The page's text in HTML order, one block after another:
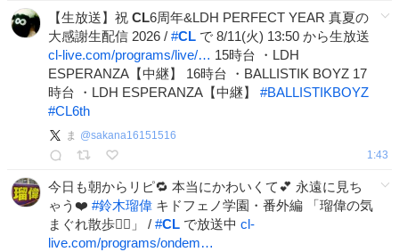
【生放送】祝 CL6周年&LDH PERFECT YEAR 真夏の
⼤感謝⽣配信 2026 / #CL で 8/11(火) 13:50 から生放送
cl-live.com/programs/live/… 15時台 ・LDH
ESPERANZA【中継】 16時台 ・BALLISTIK BOYZ 17
時台 ・LDH ESPERANZA【中継】 #BALLISTIKBOYZ
#CL6th
ま @sakana16151516
1:43
今日も朝からリピ🔁 本当にかわいくて💕 永遠に見ち
ゃう❤️ #鈴木瑠偉 キドフェノ学園・番外編 「瑠偉の気
まぐれ散歩🚶‍♂️」 / #CL で放送中 cl-
live.com/programs/ondem…